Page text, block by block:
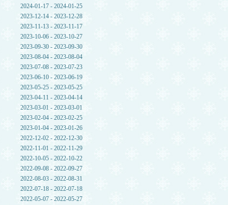
2024-01-17 - 2024-01-25
2023-12-14 - 2023-12-28
2023-11-13 - 2023-11-17
2023-10-06 - 2023-10-27
2023-09-30 - 2023-09-30
2023-08-04 - 2023-08-04
2023-07-08 - 2023-07-23
2023-06-10 - 2023-06-19
2023-05-25 - 2023-05-25
2023-04-11 - 2023-04-14
2023-03-01 - 2023-03-01
2023-02-04 - 2023-02-25
2023-01-04 - 2023-01-26
2022-12-02 - 2022-12-30
2022-11-01 - 2022-11-29
2022-10-05 - 2022-10-22
2022-09-08 - 2022-09-27
2022-08-03 - 2022-08-31
2022-07-18 - 2022-07-18
2022-05-07 - 2022-05-27